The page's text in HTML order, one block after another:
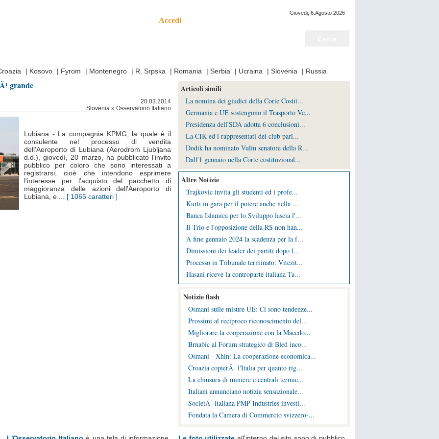
Accedi
Giovedi, 6.Agosto 2026
| Kosovo | Fyrom | Montenegro | R. Srpska | Romania | Serbia | Ucraina | Slovenia | Russia
grande
20.03.2014
Slovenia » Osservatorio Italiano
Lubiana - La compagnia KPMG, la quale è il
consulente nel processo di vendita
dell'Aeroporto di Lubiana (Aerodrom Ljubljana
d.d.), giovedì, 20 marzo, ha pubblicato l'invito
pubblico per coloro che sono interessati a
registrarsi, cioè che intendono esprimere
l'interesse per l'acquisto del pacchetto di
maggioranza delle azioni dell'Aeroporto di
Lubiana, e ... [ 1065 caratteri ]
Articoli simili
La nomina dei giudici della Corte Costit...
Germania e UE sostengono il Trasporto Ve...
Presidenza dell'SDA adotta 6 conclusioni...
La CIK ed i rappresentati dei club parl...
Dodik ha nominato Vulin senatore della R...
Dall'1 gennaio nella Corte costituzional...
Altre Notizie
Trajkovic invita gli studenti ed i profe...
Kurti in gara per il potere anche nella ...
Banca Islamica per lo Sviluppo lascia l'...
Il Trio e l'opposizione della RS non han...
A fine gennaio 2024 la scadenza per la f...
Dimissioni dei leader dei partiti dopo l...
Processo in Tribunale terminato: Vitezit...
Hasani riceve la controparte italiana Ta...
Notizie flash
Osmani sulle misure UE: Ci sono tendenze...
Prossimi al reciproco riconoscimento del...
Migliorare la cooperazione con la Macedo...
Brnabic al Forum strategico di Bled inco...
Osmani - Xhin: La cooperazione economica...
Croazia copierÃ l'Italia per quanto rig...
La chiusura di miniere e centrali termic...
Italiani annunciano notizia sensazionale...
SocietÃ italiana PMP Industries investi...
Fondata la Camera di Commercio svizzero-...